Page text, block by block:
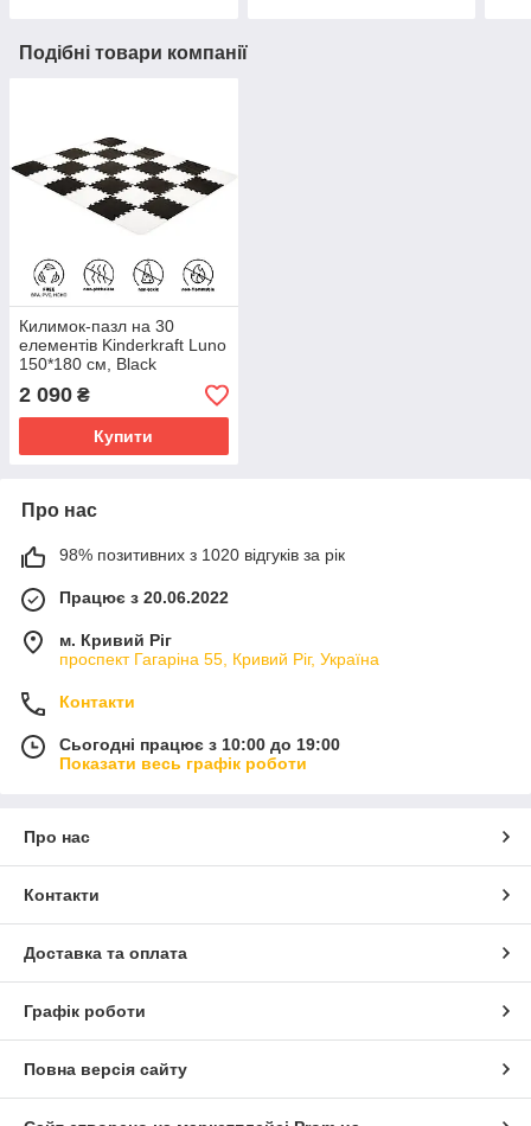
Подібні товари компанії
Килимок-пазл на 30
елементів Kinderkraft Luno
150*180 см, Black
2 090 ₴
Купити
Про нас
98% позитивних з 1020 відгуків за рік
Працює з 20.06.2022
м. Кривий Ріг
проспект Гагаріна 55, Кривий Ріг, Україна
Контакти
Сьогодні працює з 10:00 до 19:00
Показати весь графік роботи
Про нас
Контакти
Доставка та оплата
Графік роботи
Повна версія сайту